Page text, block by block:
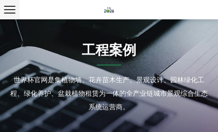
工程案例
世界杯官网是集植物墙、花卉苗木生产、景观设计、园林绿化工
程、绿化养护、盆栽植物租赁为一体的全产业链城市景观综合生态
系统运营商。